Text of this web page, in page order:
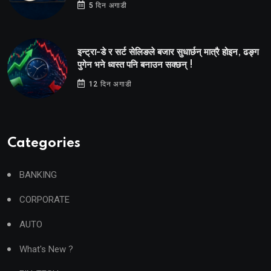
5 दिन अगाडी
इन्ट्रा-डे र सर्ट सेलिङले बजार सुधार्छन् मात्रै होइन, ढङ्ग
पुगेन भने ध्वस्त पनि बनाउन सक्छन् !
12 दिन अगाडी
Categories
BANKING
CORPORATE
AUTO
What's New ?